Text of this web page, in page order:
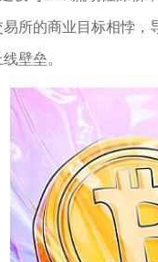
所的商业目标相悖，
壁垒。